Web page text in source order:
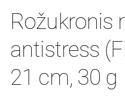
Rožukronis
antistress
21 cm, 30 g